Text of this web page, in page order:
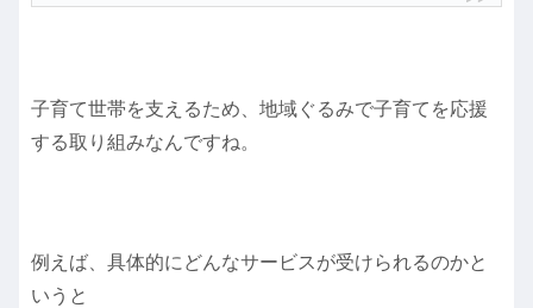
子育て世帯を支えるため、地域ぐるみで子育てを応援
する取り組みなんですね。
例えば、具体的にどんなサービスが受けられるのかと
いうと